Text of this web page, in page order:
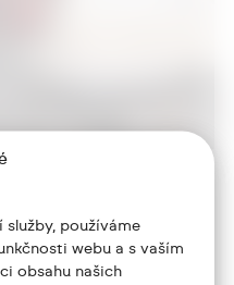
používáme
webu a s vaším
obsahu našich
416